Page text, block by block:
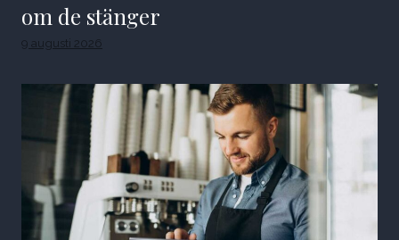
om de stänger
9 augusti 2026